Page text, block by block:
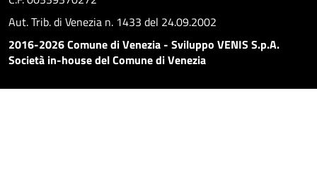
Aut. Trib. di Venezia n. 1433 del 24.09.2002
2016-2026 Comune di Venezia - Sviluppo VENIS S.p.A.
Società in-house del Comune di Venezia